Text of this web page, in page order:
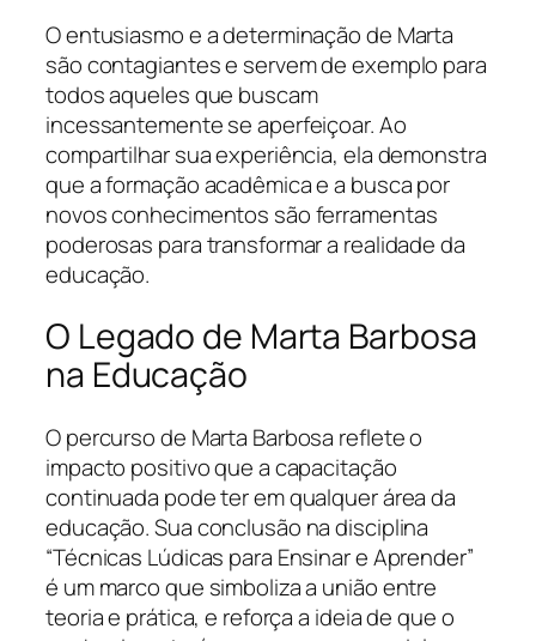
O entusiasmo e a determinação de Marta
são contagiantes e servem de exemplo para
todos aqueles que buscam
incessantemente se aperfeiçoar. Ao
compartilhar sua experiência, ela demonstra
que a formação acadêmica e a busca por
novos conhecimentos são ferramentas
poderosas para transformar a realidade da
educação.
O Legado de Marta Barbosa
na Educação
O percurso de Marta Barbosa reflete o
impacto positivo que a capacitação
continuada pode ter em qualquer área da
educação. Sua conclusão na disciplina
“Técnicas Lúdicas para Ensinar e Aprender”
é um marco que simboliza a união entre
teoria e prática, e reforça a ideia de que o